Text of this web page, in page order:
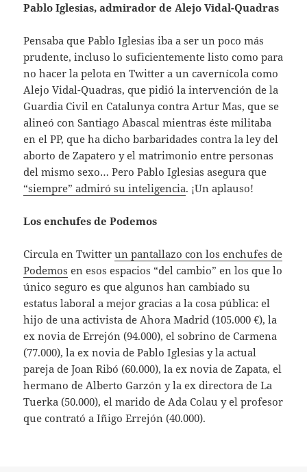
Pablo Iglesias, admirador de Alejo Vidal-Quadras
Pensaba que Pablo Iglesias iba a ser un poco más
prudente, incluso lo suficientemente listo como para
no hacer la pelota en Twitter a un cavernícola como
Alejo Vidal-Quadras, que pidió la intervención de la
Guardia Civil en Catalunya contra Artur Mas, que se
alineó con Santiago Abascal mientras éste militaba
en el PP, que ha dicho barbaridades contra la ley del
aborto de Zapatero y el matrimonio entre personas
del mismo sexo… Pero Pablo Iglesias asegura que
“siempre” admiró su inteligencia. ¡Un aplauso!
Los enchufes de Podemos
Circula en Twitterun pantallazo con los enchufes de
Podemos en esos espacios “del cambio” en los que lo
único seguro es que algunos han cambiado su
estatus laboral a mejor gracias a la cosa pública: el
hijo de una activista de Ahora Madrid (105.000 €), la
ex novia de Errejón (94.000), el sobrino de Carmena
(77.000), la ex novia de Pablo Iglesias y la actual
pareja de Joan Ribó (60.000), la ex novia de Zapata, el
hermano de Alberto Garzón y la ex directora de La
Tuerka (50.000), el marido de Ada Colau y el profesor
que contrató a Iñigo Errejón (40.000).